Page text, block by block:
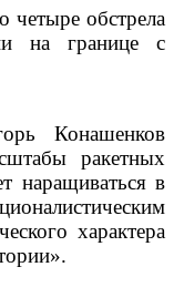
обстрела
на границе с
Конашенков
ракетных
наращиваться в
характера